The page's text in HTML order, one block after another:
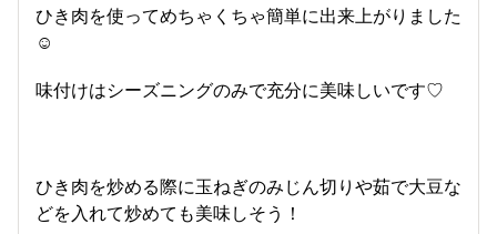
ひき肉を使ってめちゃくちゃ簡単に出来上がりました
☺️
味付けはシーズニングのみで充分に美味しいです♡
ひき肉を炒める際に玉ねぎのみじん切りや茹で大豆な
どを入れて炒めても美味しそう！